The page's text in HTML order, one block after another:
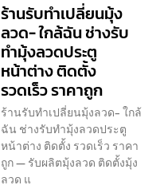
ร้านรับทำเปลี่ยนมุ้ง
ลวด- ใกล้ฉัน ช่างรับ
ทำมุ้งลวดประตู
หน้าต่าง ติดตั้ง
รวดเร็ว ราคาถูก
ร้านรับทำเปลี่ยนมุ้งลวด- ใกล้
ฉัน ช่างรับทำมุ้งลวดประตู
หน้าต่าง ติดตั้ง รวดเร็ว ราคา
ถูก — รับผลิตมุ้งลวด ติดตั้งมุ้ง
ลวด แ